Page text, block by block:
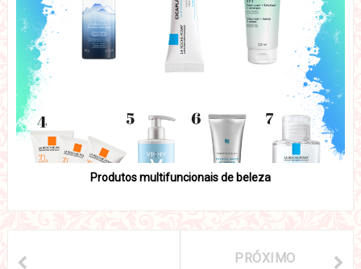
Produtos multifuncionais de beleza
PRÓXIMO